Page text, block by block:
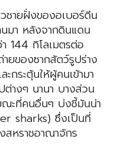
ชายฝั่งของอเบอร์ดีน
มา หลังจากดินแดน
144 กิโลเมตรต่อ
ยของซากสัตว์รูปร่าง
กระตุ้นให้ผู้คนเข้ามา
างๆ นานา บางส่วน
ณะที่คนอื่นๆ บ่งชี้มันน่า
sharks) ซึ่งเป็นที่
สหราชอาณาจักร